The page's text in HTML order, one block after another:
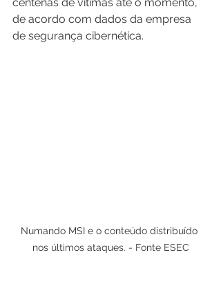
centenas de vítimas até o momento,
de acordo com dados da empresa
de segurança cibernética.
Numando MSI e o conteúdo distribuído
nos últimos ataques. - Fonte ESEC